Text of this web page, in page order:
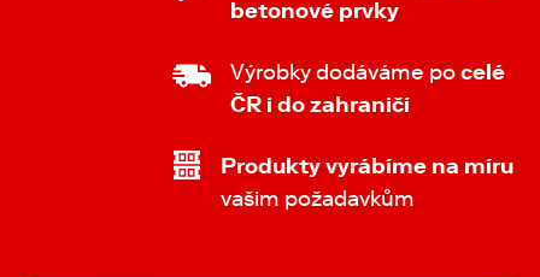
betonové prvky
Výrobky dodáváme pocelé
ČR i do zahraničí
Produkty vyrábíme na míru
vašim požadavkům